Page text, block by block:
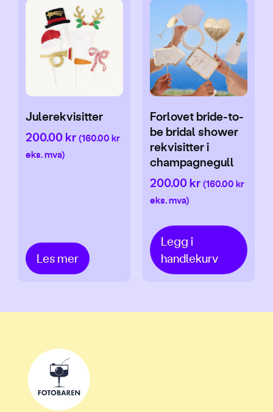
Julerekvisitter
200.00 kr (160.00 kr
eks. mva)
Les mer
Forlovet bride-to-
be bridal shower
rekvisitter i
champagnegull
200.00 kr (160.00 kr
eks. mva)
Legg i
handlekurv